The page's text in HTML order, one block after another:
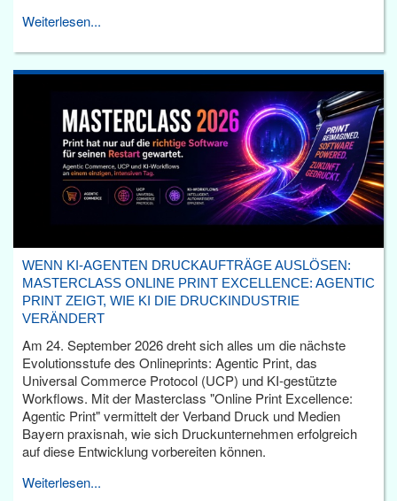
Weiterlesen...
WENN KI-AGENTEN DRUCKAUFTRÄGE AUSLÖSEN:
MASTERCLASS ONLINE PRINT EXCELLENCE: AGENTIC
PRINT ZEIGT, WIE KI DIE DRUCKINDUSTRIE
VERÄNDERT
Am 24. September 2026 dreht sich alles um die nächste
Evolutionsstufe des Onlineprints: Agentic Print, das
Universal Commerce Protocol (UCP) und KI-gestützte
Workflows. Mit der Masterclass "Online Print Excellence:
Agentic Print" vermittelt der Verband Druck und Medien
Bayern praxisnah, wie sich Druckunternehmen erfolgreich
auf diese Entwicklung vorbereiten können.
Weiterlesen...